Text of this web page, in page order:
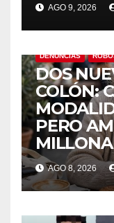
AGO 9, 2026
DENUNCIAS
DOS
COLÓN:
PERO
AGO 8, 2026